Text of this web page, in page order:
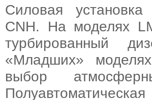
Силовая
CNH. На моделях
турбированный
«Младших»
выбор